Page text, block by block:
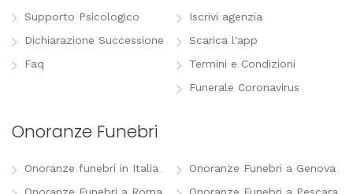
Supporto Psicologico
Dichiarazione Successione
Faq
Iscrivi agenzia
Scarica l'app
Termini e Condizioni
Funerale Coronavirus
Onoranze Funebri
Onoranze funebri in Italia
Onoranze Funebri a Genova